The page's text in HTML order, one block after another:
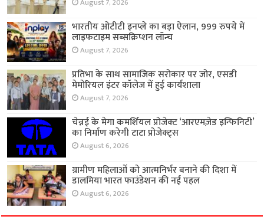
August 7, 2026
भारतीय ओटीटी इनप्ले का बड़ा ऐलान, 999 रुपये में
लाइफटाइम सब्सक्रिप्शन लॉन्च
August 7, 2026
प्रतिभा के साथ सामाजिक सरोकार पर जोर, एसडी
मेमोरियल इंटर कॉलेज में हुई कार्यशाला
August 7, 2026
चेन्नई के मेगा कमर्शियल प्रोजेक्ट ‘आरएमज़ेड इन्फिनिटी’
का निर्माण करेगी टाटा प्रोजेक्ट्स
August 6, 2026
ग्रामीण महिलाओं को आत्मनिर्भर बनाने की दिशा में
डालमिया भारत फाउंडेशन की नई पहल
August 6, 2026